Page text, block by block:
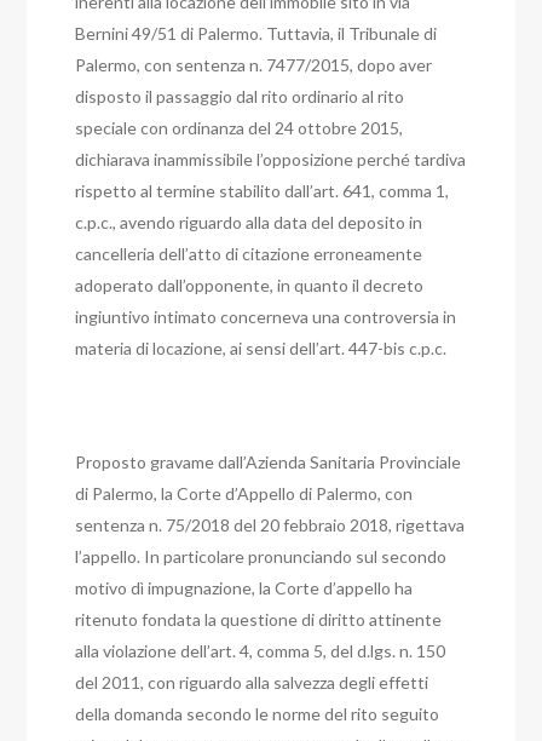
Bernini 49/51 di Palermo. Tuttavia, il Tribunale di
Palermo, con sentenza n. 7477/2015, dopo aver
disposto il passaggio dal rito ordinario al rito
speciale con ordinanza del 24 ottobre 2015,
dichiarava inammissibile l’opposizione perché tardiva
rispetto al termine stabilito dall’art. 641, comma 1,
c.p.c., avendo riguardo alla data del deposito in
cancelleria dell’atto di citazione erroneamente
adoperato dall’opponente, in quanto il decreto
ingiuntivo intimato concerneva una controversia in
materia di locazione, ai sensi dell’art. 447-bis c.p.c.
Proposto gravame dall’Azienda Sanitaria Provinciale
di Palermo, la Corte d’Appello di Palermo, con
sentenza n. 75/2018 del 20 febbraio 2018, rigettava
l’appello. In particolare pronunciando sul secondo
motivo dì impugnazione, la Corte d’appello ha
ritenuto fondata la questione di diritto attinente
alla violazione dell’art. 4, comma 5, del d.lgs. n. 150
del 2011, con riguardo alla salvezza degli effetti
della domanda secondo le norme del rito seguito